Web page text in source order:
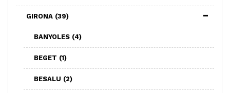
GIRONA (39)
BANYOLES (4)
BEGET (1)
BESALU (2)